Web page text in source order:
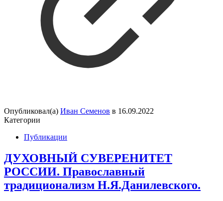
Опубликовал(а) Иван Семенов в 16.09.2022
Категории
Публикации
ДУХОВНЫЙ СУВЕРЕНИТЕТ
РОССИИ. Православный
традиционализм Н.Я.Данилевского.